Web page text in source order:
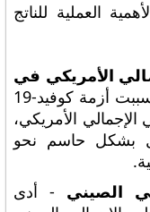
العملية للناتج
الأمريكي في
- تسببت أزمة كوفيد-19
الأمريكي،
بشكل حاسم نحو
الصيني - أدى